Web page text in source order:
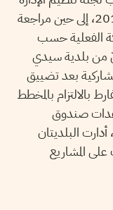
خلال جلسة يوم الخميس 28 سبتمبر 2017، إلى حين مراجعة
الفعلية حسب
من بلدية سيدي
بعد تضييق
منذ 09 جوان الفارط بالالتزام بالمخطط
صندوق
البلديتان
المشاريع